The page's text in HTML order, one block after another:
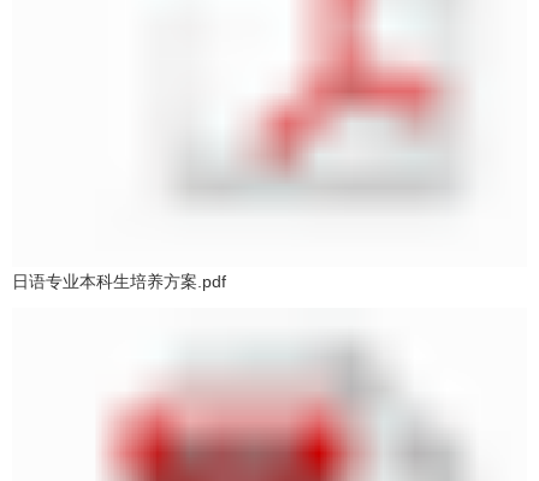
日语专业本科生培养方案.pdf